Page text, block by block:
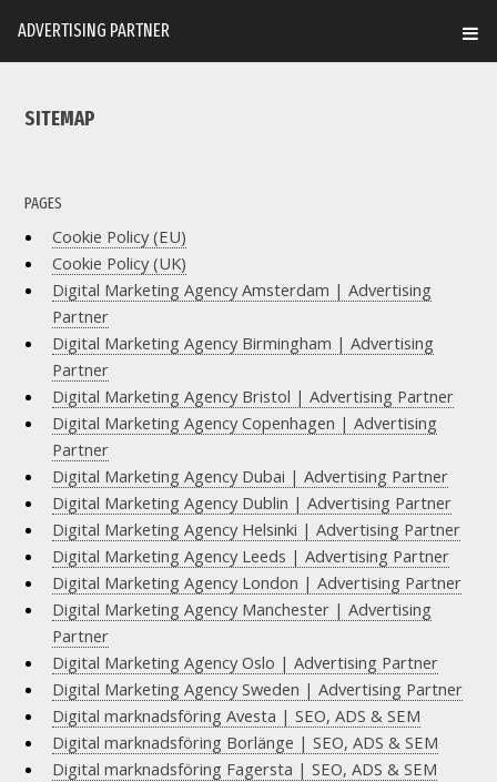
ADVERTISING PARTNER
SITEMAP
PAGES
Cookie Policy (EU)
Cookie Policy (UK)
Digital Marketing Agency Amsterdam | Advertising
Partner
Digital Marketing Agency Birmingham | Advertising
Partner
Digital Marketing Agency Bristol | Advertising Partner
Digital Marketing Agency Copenhagen | Advertising
Partner
Digital Marketing Agency Dubai | Advertising Partner
Digital Marketing Agency Dublin | Advertising Partner
Digital Marketing Agency Helsinki | Advertising Partner
Digital Marketing Agency Leeds | Advertising Partner
Digital Marketing Agency London | Advertising Partner
Digital Marketing Agency Manchester | Advertising
Partner
Digital Marketing Agency Oslo | Advertising Partner
Digital Marketing Agency Sweden | Advertising Partner
Digital marknadsföring Avesta | SEO, ADS & SEM
Digital marknadsföring Borlänge | SEO, ADS & SEM
Digital marknadsföring Fagersta | SEO, ADS & SEM